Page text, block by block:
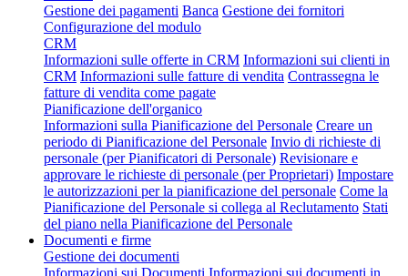
Gestione dei pagamenti Banca Gestione dei fornitori
Configurazione del modulo
CRM
Informazioni sulle offerte in CRM Informazioni sui clienti in
CRM Informazioni sulle fatture di vendita Contrassegna le
fatture di vendita come pagate
Pianificazione dell'organico
Informazioni sulla Pianificazione del Personale Creare un
periodo di Pianificazione del Personale Invio di richieste di
personale (per Pianificatori di Personale) Revisionare e
approvare le richieste di personale (per Proprietari) Impostare
le autorizzazioni per la pianificazione del personale Come la
Pianificazione del Personale si collega al Reclutamento Stati
del piano nella Pianificazione del Personale
Documenti e firme
Gestione dei documenti
Informazioni sui Documenti Informazioni sui documenti in